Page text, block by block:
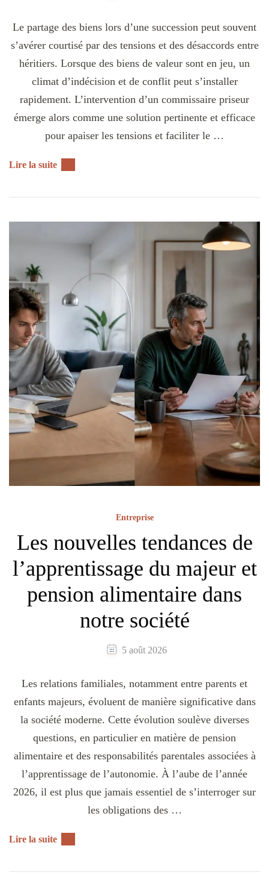
Le partage des biens lors d’une succession peut souvent
s’avérer courtisé par des tensions et des désaccords entre
héritiers. Lorsque des biens de valeur sont en jeu, un
climat d’indécision et de conflit peut s’installer
rapidement. L’intervention d’un commissaire priseur
émerge alors comme une solution pertinente et efficace
pour apaiser les tensions et faciliter le …
Lire la suite
Entreprise
Les nouvelles tendances de
l’apprentissage du majeur et
pension alimentaire dans
notre société
5 août 2026
Les relations familiales, notamment entre parents et
enfants majeurs, évoluent de manière significative dans
la société moderne. Cette évolution soulève diverses
questions, en particulier en matière de pension
alimentaire et des responsabilités parentales associées à
l’apprentissage de l’autonomie. À l’aube de l’année
2026, il est plus que jamais essentiel de s’interroger sur
les obligations des …
Lire la suite